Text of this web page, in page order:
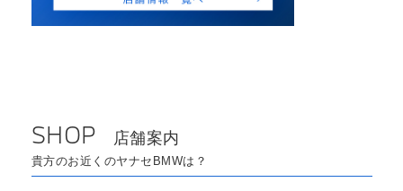
SHOP 店舗案内
貴方のお近くのヤナセBMWは？